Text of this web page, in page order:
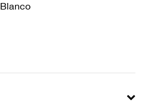
Blanco